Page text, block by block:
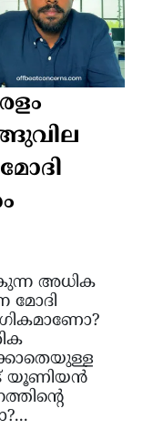
അധിക
മോദി
യൂണിയൻ